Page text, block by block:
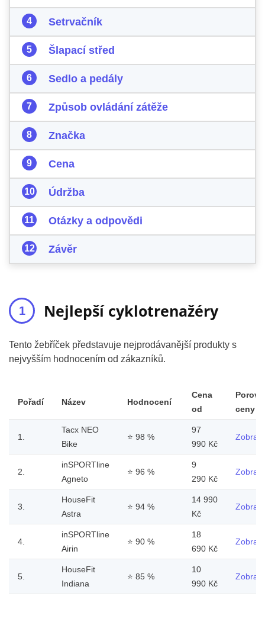
Setrvačník
Šlapací střed
Sedlo a pedály
Způsob ovládání zátěže
Značka
Cena
Údržba
Otázky a odpovědi
Závěr
Nejlepší cyklotrenažéry
Tento žebříček představuje nejprodávanější produkty s
nejvyšším hodnocením od zákazníků.
Pořadí Název Hodnocení
Cena
od
ceny
1.
Tacx NEO
Bike
⭐ 98 %
97
990 Kč
2.
inSPORTline
Agneto
⭐ 96 %
9
290 Kč
3.
HouseFit
Astra
⭐ 94 %
14 990
Kč
4.
inSPORTline
Airin
⭐ 90 %
18
690 Kč
5.
HouseFit
Indiana
⭐ 85 %
10
990 Kč